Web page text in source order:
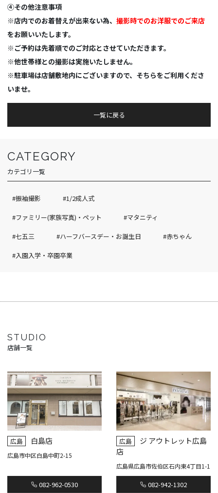
④その他注意事項
※店内でのお着替えが出来ない為、 撮影時でのお洋服でのご来店
をお願いいたします。
※ご予約は先着順でのご対応とさせていただきます。
※他世帯様との撮影は実施いたしません。
※駐車場は店舗敷地内にございますので、そちらをご利用くださ
いませ。
一覧に戻る
CATEGORY
カテゴリ一覧
#振袖撮影 #1/2成人式
#ファミリー(家族写真)・ペット #マタニティ
#七五三 #ハーフバースデー・お誕生日 #赤ちゃん
#入園入学・卒園卒業
STUDIO
店舗一覧
広島 白島店
広島市中区白島中町2-15
082-962-0530
広島
ジ アウトレット広島
店
広島県広島市佐伯区石内東4丁目1-1
082-942-1302